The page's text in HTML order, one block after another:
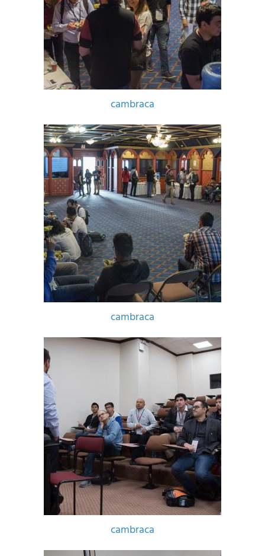
cambraca
cambraca
cambraca